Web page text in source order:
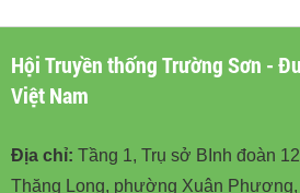
Hội Truyền thống Trường Sơn -
Việt Nam
Địa chỉ: Tầng 1, Trụ sở BInh đoàn
Thăng Long, phường Xuân Phương,